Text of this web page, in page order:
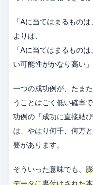
「Aに当てはまるもの
よりは、
「Aに当てはまるもの
い可能性がかなり高い
一つの成功例が、たま
うことはごく低い確率
功例の「成功に直接結
は、やはり何千、何万
要があります。
そういった意味でも、